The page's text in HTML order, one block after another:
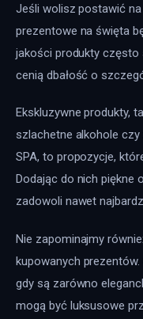
Jeśli wolisz postawić
prezentowe na święta
jakości produkty często
cenią dbałość o
Ekskluzywne produkty,
szlachetne alkohole
SPA, to propozycje,
Dodając do nich piękne
zadowoli nawet
Nie zapominajmy
kupowanych
gdy są zarówno
mogą być luksusowe